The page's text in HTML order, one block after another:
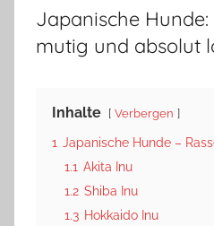
Japanische
mutig und absolut
Inhalte Verbergen
1 Japanische Hunde –
1.1 Akita Inu
1.2 Shiba Inu
1.3 Hokkaido Inu